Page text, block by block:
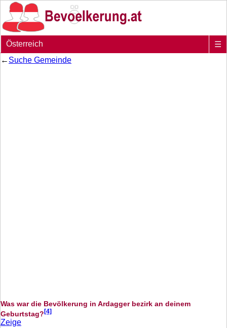
Österreich
☰
← Suche Gemeinde
Was war die Bevölkerung in Ardagger bezirk an deinem
Geburtstag?[4]
Zeige